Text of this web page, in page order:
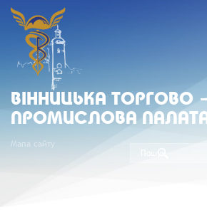
ВIННИЦЬКА ТОРГОВО
ПРОМИСЛОВА
Мапа сайту